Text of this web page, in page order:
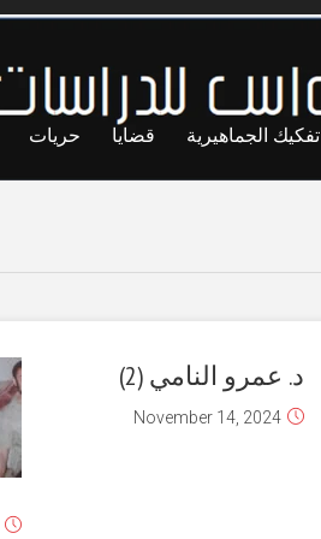
تفكيك الجماهيرية قضايا حريات
د. عمرو النامي (2)
November 14, 2024